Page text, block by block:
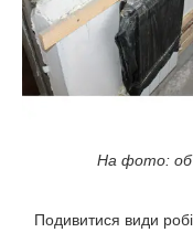
На фото:
Подивитися види